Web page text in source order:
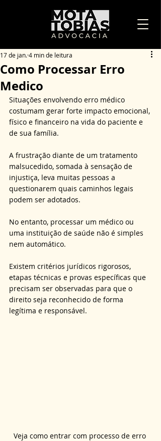
Como Processar Erro
Medico
17 de jan.4 min de leitura
Situações envolvendo erro médico
costumam gerar forte impacto emocional,
físico e financeiro na vida do paciente e
de sua família.
A frustração diante de um tratamento
malsucedido, somada à sensação de
injustiça, leva muitas pessoas a
questionarem quais caminhos legais
podem ser adotados.
No entanto, processar um médico ou
uma instituição de saúde não é simples
nem automático.
Existem critérios jurídicos rigorosos,
etapas técnicas e provas específicas que
precisam ser observadas para que o
direito seja reconhecido de forma
legítima e responsável.
Veja como entrar com processo de erro